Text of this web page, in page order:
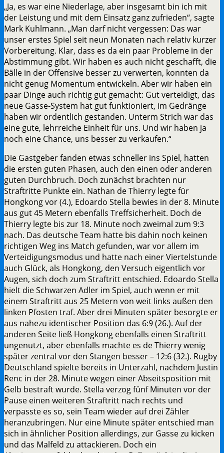
„Ja, es war eine Niederlage, aber insgesamt bin ich mit
der Leistung und mit dem Einsatz ganz zufrieden“, sagte
Mark Kuhlmann. „Man darf nicht vergessen: Das war
unser erstes Spiel seit neun Monaten nach relativ kurzer
Vorbereitung. Klar, dass es da ein paar Probleme in der
Abstimmung gibt. Wir haben es auch nicht geschafft, die
Bälle in der Offensive besser zu verwerten, konnten da
nicht genug Momentum entwickeln. Aber wir haben ein
paar Dinge auch richtig gut gemacht: Gut verteidigt, das
neue Gasse-System hat gut funktioniert, im Gedränge
haben wir ordentlich gestanden. Unterm Strich war das
eine gute, lehrreiche Einheit für uns. Und wir haben ja
noch eine Chance, uns besser zu verkaufen.“
Die Gastgeber fanden etwas schneller ins Spiel, hatten
die ersten guten Phasen, auch den einen oder anderen
guten Durchbruch. Doch zunächst brachten nur
Straftritte Punkte ein. Nathan de Thierry legte für
Hongkong vor (4.), Edoardo Stella bewies in der 8. Minute
aus gut 45 Metern ebenfalls Treffsicherheit. Doch de
Thierry legte bis zur 18. Minute noch zweimal zum 9:3
nach. Das deutsche Team hatte bis dahin noch keinen
richtigen Weg ins Match gefunden, war vor allem im
Verteidigungsmodus und hatte nach einer Viertelstunde
auch Glück, als Hongkong, den Versuch eigentlich vor
Augen, sich doch zum Straftritt entschied. Edoardo Stella
hielt die Schwarzen Adler im Spiel, auch wenn er mit
einem Straftritt aus 25 Metern von weit links außen den
linken Pfosten traf. Aber drei Minuten später besorgte er
aus nahezu identischer Position das 6:9 (26.). Auf der
anderen Seite ließ Hongkong ebenfalls einen Straftritt
ungenutzt, aber ebenfalls machte es de Thierry wenig
später zentral vor den Stangen besser – 12:6 (32.). Rugby
Deutschland spielte bereits in Unterzahl, nachdem Justin
Renc in der 28. Minute wegen einer Abseitsposition mit
Gelb bestraft wurde. Stella verzog fünf Minuten vor der
Pause einen weiteren Straftritt nach rechts und
verpasste es so, sein Team wieder auf drei Zähler
heranzubringen. Nur eine Minute später entschied man
sich in ähnlicher Position allerdings, zur Gasse zu kicken
und das Malfeld zu attackieren. Doch ein